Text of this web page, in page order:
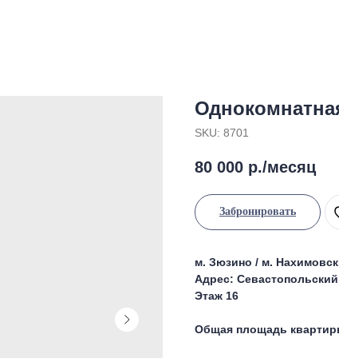
SKU: 8701
80 000 р./месяц
Забронировать
м. Зюзино / м.
Адрес: Севастопольский
Этаж 16
Общая площадь